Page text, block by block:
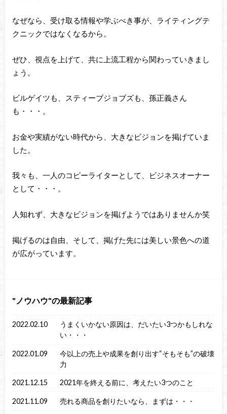
なぜなら、受け取る情報や学ぶべき事が、ライティングテ
クニックではなくなるから。
ぜひ、視点を上げて、共に上流工程から関わっていきまし
ょう。
ビルゲイツも、スティーブジョブズも、孫正義さん
も・・・。
お金や実績がない時代から、大きなビジョンを掲げていま
した。
我々も、一人のコピーライターとして、ビジネスオーナー
として・・・。
人知れず、大きなビジョンを掲げようではありませんか笑
掲げるのは自由、そして、掲げた先には美しい景色への道
が広がっています。
ノウハウ の最新記事
2022.02.10
うまくいかない原因は、だいたい3つかもしれな
い・・・
2022.01.09
今以上の売上や成果を創り出す“そもそも”の破壊
力
2021.12.15 2021年を終える前に、考えたい3つのこと
2021.11.09 売れる商品を創りたいなら、まずは・・・